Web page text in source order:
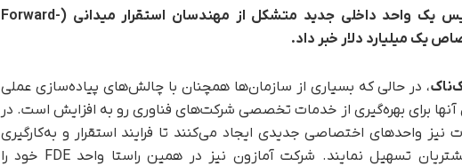
شرکت آمازون روز سه‌شنبه از تاسیس یک واحد داخلی جدید متشکل از مهندسان استقرار میدانی (Forward-
، در حالی که بسیاری از سازمان‌ها همچنان با چالش‌های پیاده‌سازی عملی
برای بهره‌گیری از خدمات تخصصی شرکت‌های فناوری رو به افزایش است. در
نیز واحدهای اختصاصی جدیدی ایجاد می‌کنند تا فرایند استقرار و به‌کارگیری
راهکارهای هوش مصنوعی را برای مشتریان تسهیل نمایند. شرکت آمازون نیز در همین راستا واحد FDE خود را